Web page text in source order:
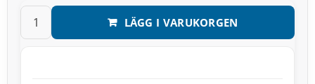
LÄGG I VARUKORGEN